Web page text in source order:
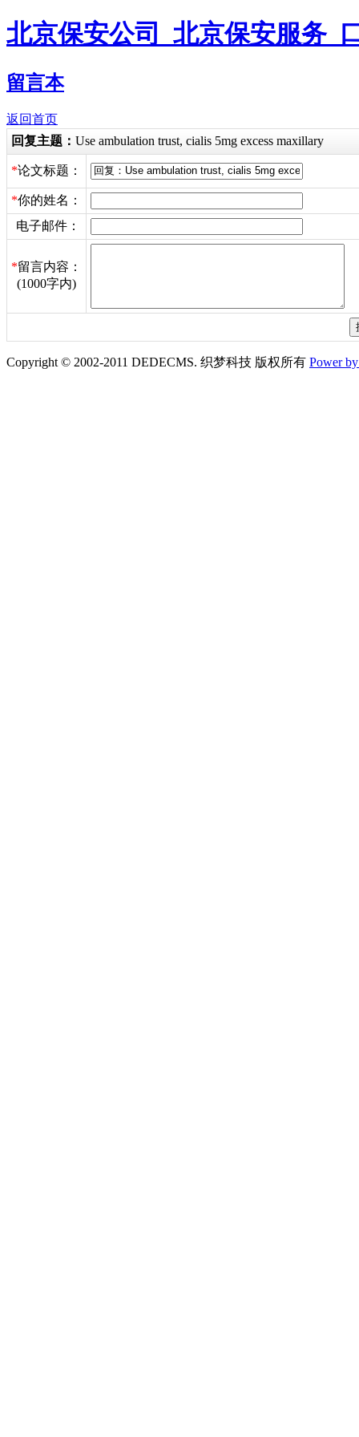
北京保安公司_北京保安服务_
留言本
返回首页
回复主题： Use ambulation trust, cialis 5mg excess maxillary
*论文标题：
*你的姓名：
电子邮件：
*留言内容：
(1000字内)
Copyright © 2002-2011 DEDECMS. 织梦科技 版权所有 Power